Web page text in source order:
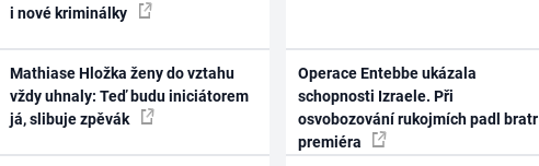
i nové kriminálky
Mathiase Hložka ženy do vztahu
vždy uhnaly: Teď budu iniciátorem
já, slibuje zpěvák
Operace Entebbe ukázala
schopnosti Izraele. Při
osvobozování rukojmích padl bratr
premiéra